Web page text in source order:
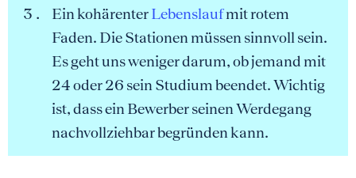
Ein kohärenterLebenslaufmit rotem
Faden. Die Stationen müssen sinnvoll sein.
Es geht uns weniger darum, ob jemand mit
24 oder 26 sein Studium beendet. Wichtig
ist, dass ein Bewerber seinen Werdegang
nachvollziehbar begründen kann.